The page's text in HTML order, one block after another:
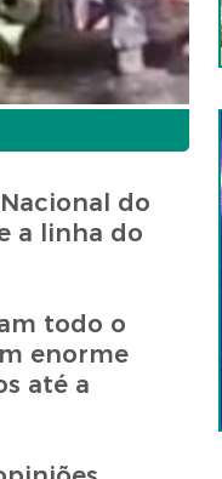
do
a linha do
todo o
enorme
até a